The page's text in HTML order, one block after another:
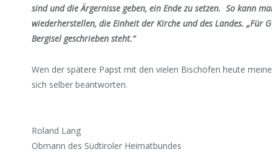
sind und die Ärgernisse geben, ein Ende zu setzen. So kann
wiederherstellen, die Einheit der Kirche und des Landes. „Für
Bergisel geschrieben steht.“
Wen der spätere Papst mit den vielen Bischöfen heute
sich selber beantworten.
Roland Lang
Obmann des Südtiroler Heimatbundes